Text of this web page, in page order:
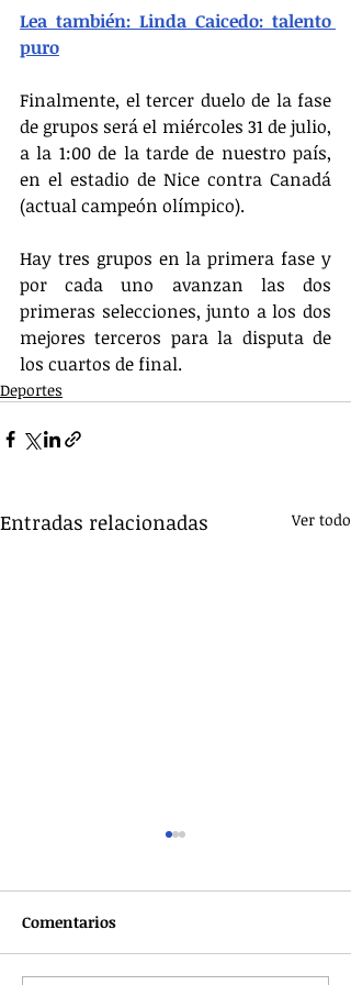
Lea también: Linda Caicedo: talento
puro
Finalmente, el tercer duelo de la fase
de grupos será el miércoles 31 de julio,
a la 1:00 de la tarde de nuestro país,
en el estadio de Nice contra Canadá
(actual campeón olímpico).
Hay tres grupos en la primera fase y
por cada uno avanzan las dos
primeras selecciones, junto a los dos
mejores terceros para la disputa de
los cuartos de final.
Deportes
Entradas relacionadas Ver todo
Comentarios